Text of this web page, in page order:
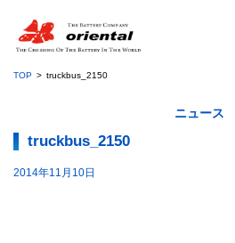
TOP truckbus_2150
ニュース
truckbus_2150
2014年11月10日